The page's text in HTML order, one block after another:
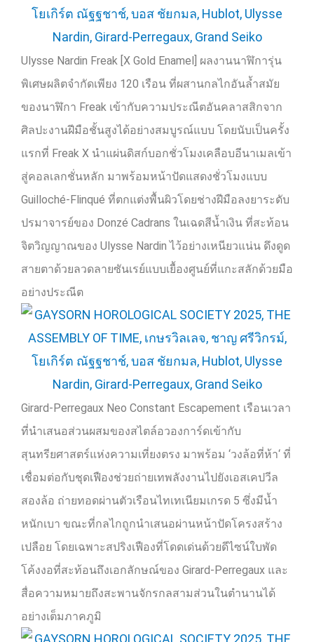
Ulysse Nardin Freak [X Gold Enamel] ผลงานนาฬิการุ่น
พิเศษผลิตจำกัดเพียง 120 เรือน ที่ผสานกลไกอันล้ำสมัย
ของนาฬิกา Freak เข้ากับความประณีตอันคลาสสิกจาก
ศิลปะงานฝีมือชั้นสูงได้อย่างสมบูรณ์แบบ โดยนับเป็นครั้ง
แรกที่ Freak X นำแผ่นดิสก์บอกชั่วโมงเคลือบอีนาเมลเข้า
สู่คอลเลกชั่นหลัก มาพร้อมหน้าปัดแสดงชั่วโมงแบบ
Guilloché-Flinqué ที่ตกแต่งพื้นผิวโดยช่างฝีมือลงยาระดับ
ปรมาจารย์ของ Donzé Cadrans ในเฉดสีน้ำเงิน ที่สะท้อน
จิตวิญญาณของ Ulysse Nardinไว้อย่างเหนียวแน่น ดึงดูด
สายตาด้วยลวดลายซันเรย์แบบเยื้องศูนย์ที่แกะสลักด้วยมือ
อย่างประณีต
Girard-Perregaux Neo Constant Escapement เรือนเวลา
ที่นำเสนอส่วนผสมของสไตล์อวองการ์ดเข้ากับ
สุนทรียศาสตร์แห่งความเที่ยงตรง มาพร้อม ‘วงล้อที่ห้า‘ ที่
เชื่อมต่อกับชุดเฟืองช่วยถ่ายเทพลังงานไปยังเอสเคปวีล
สองล้อ ถ่ายทอดผ่านตัวเรือนไทเทเนียมเกรด 5 ซึ่งมีน้ำ
หนักเบา ขณะที่กลไกถูกนำเสนอผ่านหน้าปัดโครงสร้าง
เปลือย โดยเฉพาะสปริงเฟืองที่โดดเด่นด้วยดีไซน์ใบพัด
โค้งงอที่สะท้อนถึงเอกลักษณ์ของ Girard-Perregaux และ
สื่อความหมายถึงสะพานจักรกลสามส่วนในตำนานได้
อย่างเต็มภาคภูมิ